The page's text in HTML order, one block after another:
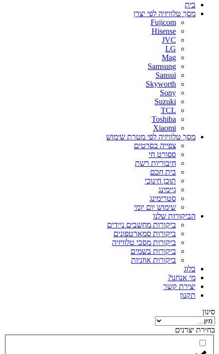
בית
מסך טלוויזיה לפי יצרן
Fujicom
Hisense
JVC
LG
Mag
Samsung
Sansui
Skyworth
Sony
Suzuki
TCL
Toshiba
Xiaomi
מסך טלוויזיה לפי מטרת שימוש
צפייה בסרטים
ספורט חי
חיבוריות רשת
בית חכם
תוכן חינוכי
גיימינג
סטרימינג
שימוש יום יומי
הביקורות שלנו
ביקורות מחשבים ניידים
ביקורות סמארטפונים
ביקורות מסכי טלוויזיה
ביקורות בשמים
ביקורות אוזניות
בלוג
מי אנחנו?
יצירת קשר
תקנון
סינון
בחירת יצרנים